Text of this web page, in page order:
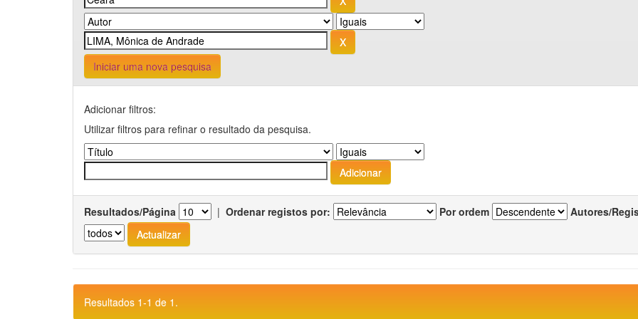
Iniciar uma nova pesquisa
Adicionar filtros:
Utilizar filtros para refinar o resultado da pesquisa.
Resultados/Página | Ordenar registos por: Por ordem Autores/
Resultados 1-1 de 1.